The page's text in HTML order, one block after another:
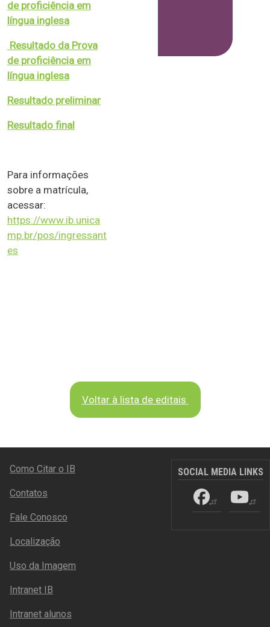
de proficiência em
língua inglesa
Resultado da Prova
de proficiência em
língua inglesa
Resultado preliminar
Resultado final
Para informações
sobre a matrícula,
acessar:
https://www.ib.unica
mp.br/pos/ingressant
es
Voltar à lista de editais
RODAPÉ
Como Citar o IB
Contatos
Fale Conosco
Localização
Uso da Imagem
Intranet IB
Intranet alunos
SOCIAL MEDIA LINKS